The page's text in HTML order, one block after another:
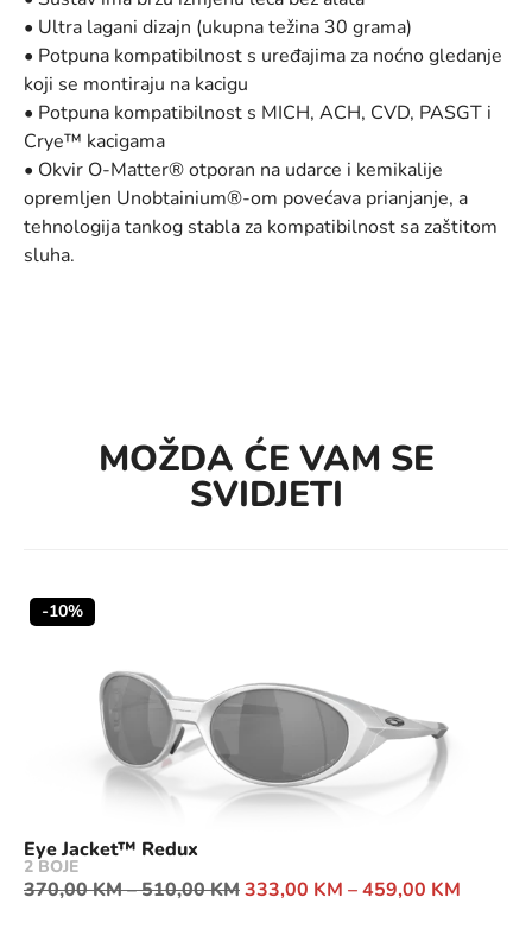
• Ultra lagani dizajn (ukupna težina 30 grama)
• Potpuna kompatibilnost s uređajima za noćno gledanje
koji se montiraju na kacigu
• Potpuna kompatibilnost s MICH, ACH, CVD, PASGT i
Crye™ kacigama
• Okvir O-Matter® otporan na udarce i kemikalije
opremljen Unobtainium®-om povećava prianjanje, a
tehnologija tankog stabla za kompatibilnost sa zaštitom
sluha.
MOŽDA ĆE VAM SE
SVIDJETI
-10%
Eye Jacket™ Redux
2 BOJE
370,00KM–510,00KM333,00 KM –459,00 KM